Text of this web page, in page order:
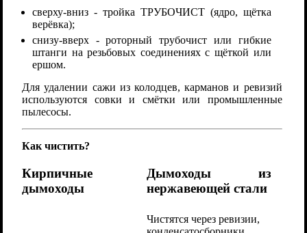
сверху-вниз - тройка ТРУБОЧИСТ (ядро, щётка
верёвка);
снизу-вверх - роторный трубочист или гибкие
штанги на резьбовых соединениях с щёткой или
ершом.
Для удалении сажи из колодцев, карманов и ревизий
используются совки и смётки или промышленные
пылесосы.
Как чистить?
Кирпичные
дымоходы
Дымоходы из
нержавеющей стали
Чистятся через ревизии,